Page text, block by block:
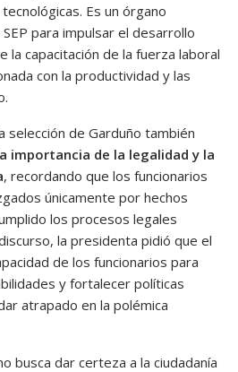
Es un órgano
para impulsar el desarrollo
la capacitación de la fuerza laboral
con la productividad y las
selección de Garduño también
importancia de la legalidad y la
, recordando que los funcionarios
únicamente por hechos
los procesos legales
la presidenta pidió que el
de los funcionarios para
y fortalecer políticas
atrapado en la polémica
busca dar certeza a la ciudadanía